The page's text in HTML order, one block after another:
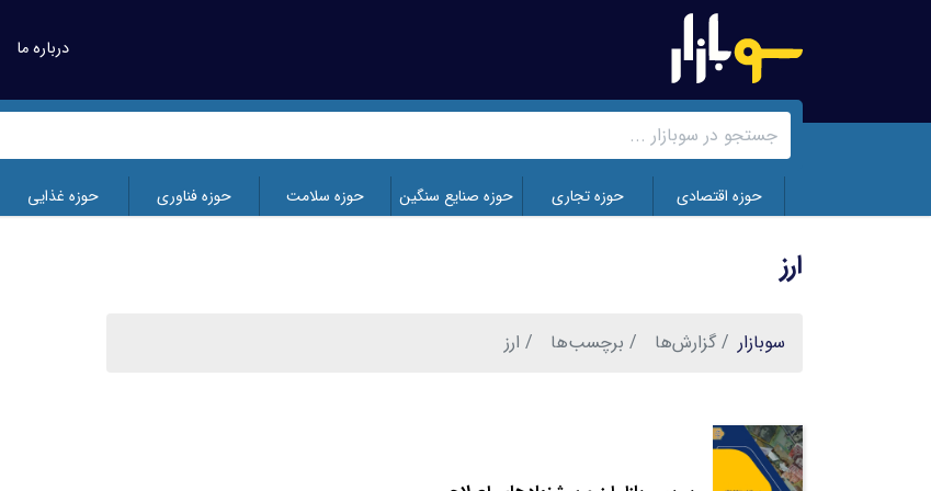
درباره ما
حوزه اقتصادی حوزه تجاری حوزه صنایع سنگین حوزه سلامت حوزه فناوری حوزه غذایی
ارز
سوبازار گزارش‌ها برچسب‌ها ارز